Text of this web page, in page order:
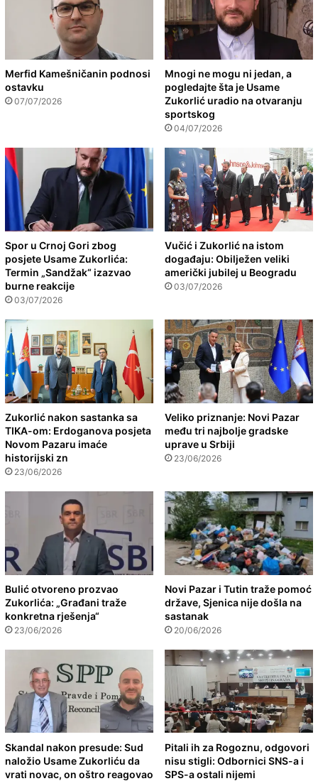
Merfid Kamešničanin podnosi
ostavku
07/07/2026
Mnogi ne mogu ni jedan, a
pogledajte šta je Usame
Zukorlić uradio na otvaranju
sportskog
04/07/2026
Spor u Crnoj Gori zbog
posjete Usame Zukorlića:
Termin „Sandžak“ izazvao
burne reakcije
03/07/2026
Vučić i Zukorlić na istom
događaju: Obilježen veliki
američki jubilej u Beogradu
03/07/2026
Zukorlić nakon sastanka sa
TIKA-om: Erdoganova posjeta
Novom Pazaru imaće
historijski zn
23/06/2026
Veliko priznanje: Novi Pazar
među tri najbolje gradske
uprave u Srbiji
23/06/2026
Bulić otvoreno prozvao
Zukorlića: „Građani traže
konkretna rješenja“
23/06/2026
Novi Pazar i Tutin traže pomoć
države, Sjenica nije došla na
sastanak
20/06/2026
Skandal nakon presude: Sud
naložio Usame Zukorliću da
vrati novac, on oštro reagovao
Pitali ih za Rogoznu, odgovori
nisu stigli: Odbornici SNS-a i
SPS-a ostali nijemi